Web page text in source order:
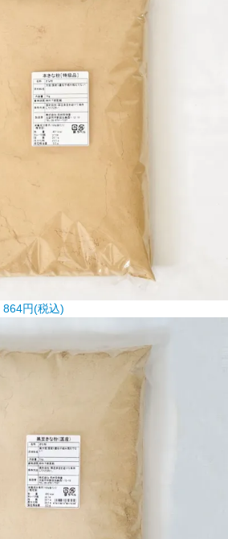
864円(税込)